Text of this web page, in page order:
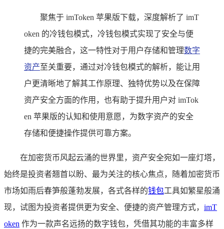
聚焦于 imToken 苹果版下载，深度解析了 imT
oken 的冷钱包模式，冷钱包模式实现了安全与便
捷的完美融合，这一特性对于用户存储和管理数字
资产至关重要，通过对冷钱包模式的解析，能让用
户更清晰地了解其工作原理、独特优势以及在保障
资产安全方面的作用，也有助于提升用户对 imTok
en 苹果版的认知和使用意愿，为数字资产的安全
存储和便捷操作提供可靠方案。
在加密货币风起云涌的世界里，资产安全宛如一座灯塔，
始终是投资者翘首以盼、最为关注的核心焦点，随着加密货币
市场如雨后春笋般蓬勃发展，各式各样的钱包工具如繁星般涌
现，试图为投资者提供更为安全、便捷的资产管理方式， imT
oken 作为一款声名远扬的数字钱包，凭借其功能的丰富多样